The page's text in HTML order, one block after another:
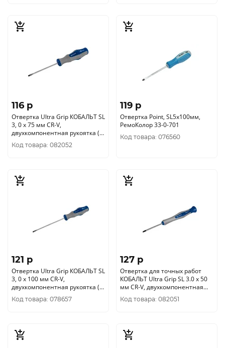
116 p
Отвертка Ultra Grip КОБАЛЬТ SL
3, 0 х 75 мм CR-V,
двухкомпонентная рукоятка (1
шт.) подвес 646-225
Код товара: 082052
119 p
Отвертка Point, SL5х100мм,
РемоКолор 33-0-701
Код товара: 076560
121 p
Отвертка Ultra Grip КОБАЛЬТ SL
3, 0 х 100 мм CR-V,
двухкомпонентная рукоятка (1
шт.) подвес 646-232
Код товара: 078657
127 p
Отвертка для точных работ
КОБАЛЬТ Ultra Grip SL 3.0 х 50
мм CR-V, двухкомпонентная
рукоятка 245-312
Код товара: 082051